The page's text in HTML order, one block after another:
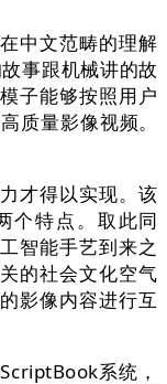
中文范畴的理解
事跟机械讲的故
子能够按照用户
质量影像视频。
才得以实现。该
个特点。取此同
智能手艺到来之
的社会文化空气
影像内容进行互
系统，